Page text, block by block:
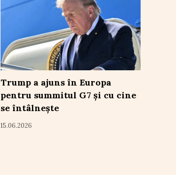
Trump a ajuns în Europa
pentru summitul G7 și cu cine
se întâlnește
15.06.2026